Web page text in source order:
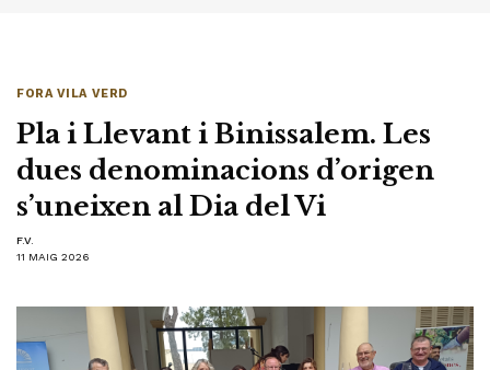
FORA VILA VERD
Pla i Llevant i Binissalem. Les
dues denominacions d’origen
s’uneixen al Dia del Vi
F.V.
11 MAIG 2026